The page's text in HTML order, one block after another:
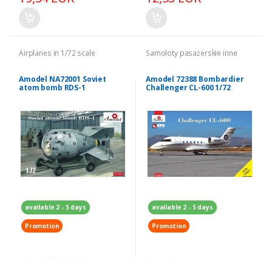
Airplanes in 1/72 scale
Amodel NA72001 Soviet
atom bomb RDS-1
available 2 - 5 days
Promotion
Samoloty pasażerskie inne
Amodel 72388 Bombardier
Challenger CL-600 1/72
available 2 - 5 days
Promotion